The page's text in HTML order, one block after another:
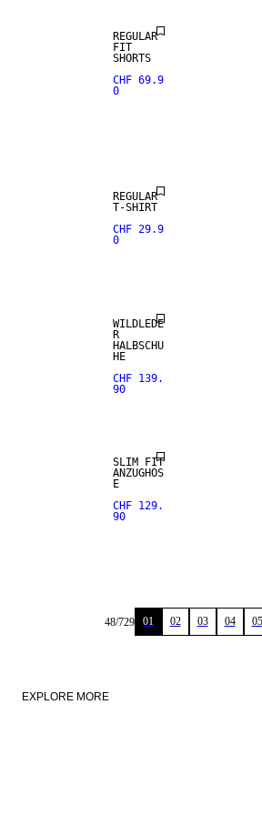
REGULAR
FIT
SHORTS
CHF 69.9
0
REGULAR
T-SHIRT
CHF 29.9
0
WILDLEDE
R
HALBSCHU
HE
CHF 139.
90
SLIM FIT
ANZUGHOS
E
CHF 129.
90
48/729 01 02 03 04 05
EXPLORE MORE